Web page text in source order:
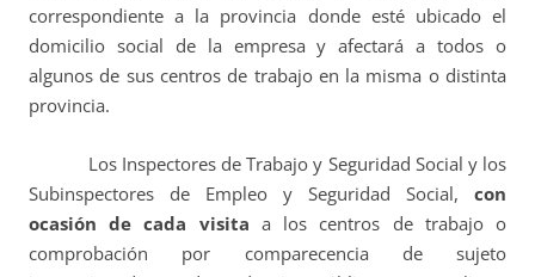
correspondiente a la provincia donde esté ubicado el
domicilio social de la empresa y afectará a todos o
algunos de sus centros de trabajo en la misma o distinta
provincia.
Los Inspectores de Trabajo y Seguridad Social y los
Subinspectores de Empleo y Seguridad Social, con
ocasión de cada visita a los centros de trabajo o
comprobación por comparecencia de sujeto